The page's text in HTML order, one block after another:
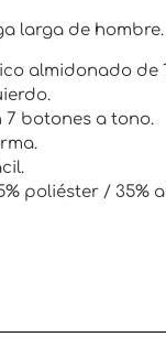
larga de hombre.
almidonado de
7 botones a tono.
poliéster / 35%